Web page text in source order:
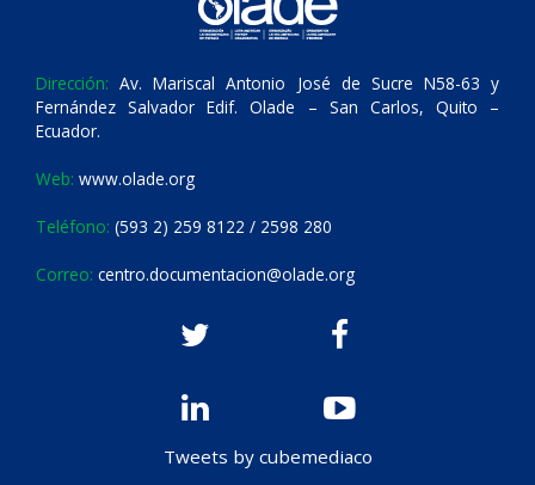
Dirección: Av. Mariscal Antonio José de Sucre N58-63 y
Fernández Salvador Edif. Olade – San Carlos, Quito –
Ecuador.
Web: www.olade.org
Teléfono: (593 2) 259 8122 / 2598 280
Correo: centro.documentacion@olade.org
Tweets by cubemediaco